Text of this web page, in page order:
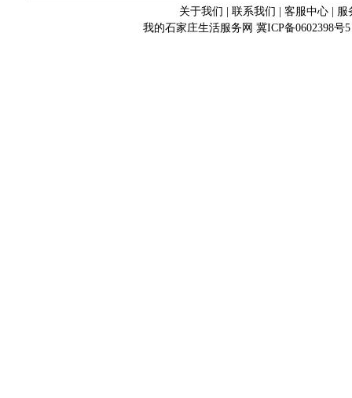
关于我们 联系我们 客服中心| 服
我的石家庄生活服务网 冀ICP备0602398号5